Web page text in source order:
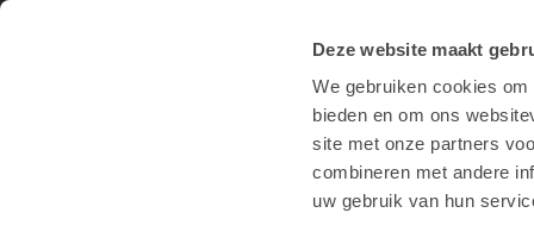
Deze website maakt
We gebruiken cookies
bieden en om ons
site met onze partners
combineren met andere
uw gebruik van hun
| Kortrijk
Lab9 Pro |
Lab9 Pro | Waterloo
Lab9 winkels